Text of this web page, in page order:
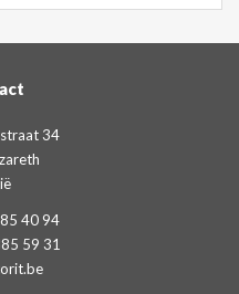
34
40 94
59 31